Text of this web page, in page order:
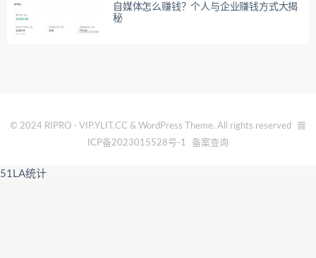
自媒体怎么赚钱？个人与企业赚钱方式大揭
秘
© 2024 RIPRO - VIP.YLIT.CC & WordPress Theme. All rights reserved
晋
ICP备2023015528号-1
备案查询
51LA统计